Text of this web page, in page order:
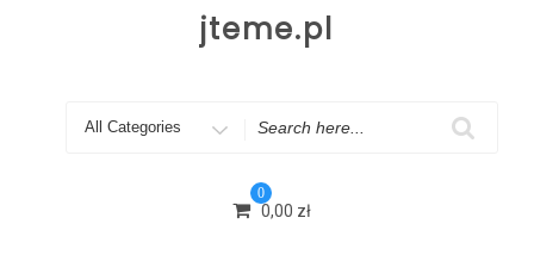
jteme.pl
Search
0
0,00 zł